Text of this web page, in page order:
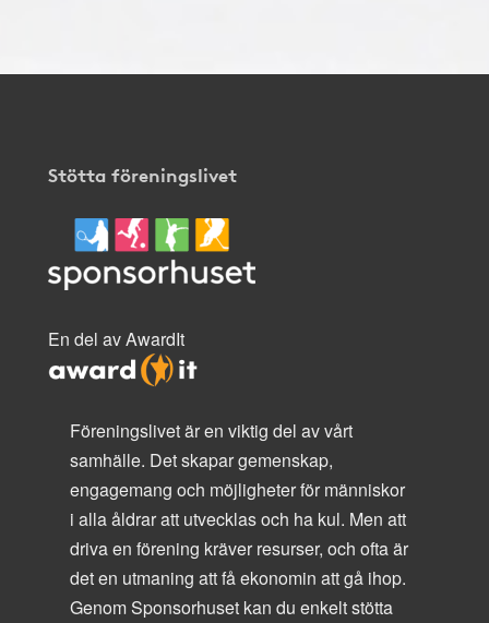
Stötta föreningslivet
En del av AwardIt
Föreningslivet är en viktig del av vårt
samhälle. Det skapar gemenskap,
engagemang och möjligheter för människor
i alla åldrar att utvecklas och ha kul. Men att
driva en förening kräver resurser, och ofta är
det en utmaning att få ekonomin att gå ihop.
Genom Sponsorhuset kan du enkelt stötta